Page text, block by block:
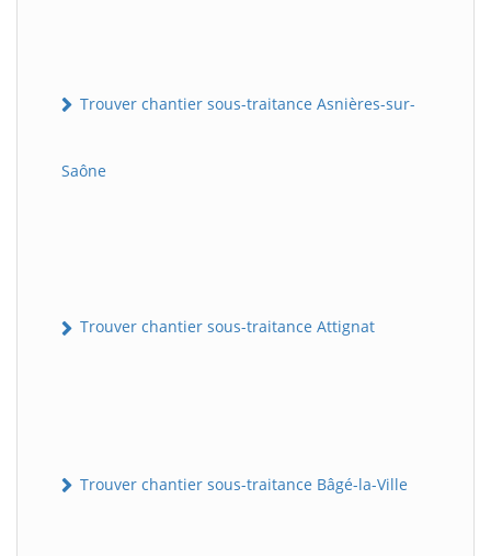
Trouver chantier sous-traitance Asnières-sur-
Saône
Trouver chantier sous-traitance Attignat
Trouver chantier sous-traitance Bâgé-la-Ville